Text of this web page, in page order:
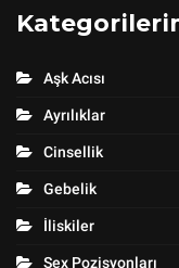
Aşk Acısı
Ayrılıklar
Cinsellik
Gebelik
İliskiler
Sex Pozisyonları